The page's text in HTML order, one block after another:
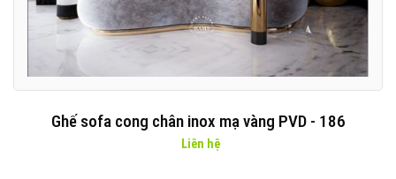
Ghế sofa cong chân inox mạ vàng PVD - 186
Liên hệ